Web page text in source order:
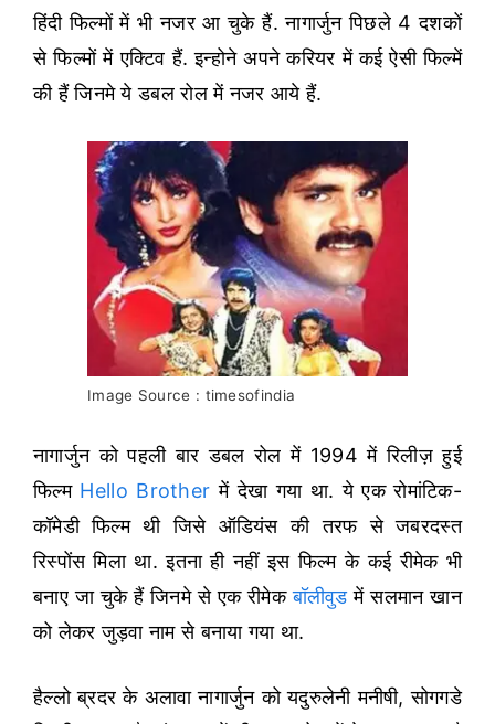
हिंदी फिल्मों में भी नजर आ चुके हैं. नागार्जुन पिछले 4 दशकों
से फिल्मों में एक्टिव हैं. इन्होने अपने करियर में कई ऐसी फिल्में
की हैं जिनमे ये डबल रोल में नजर आये हैं.
Image Source : timesofindia
नागार्जुन को पहली बार डबल रोल में 1994 में रिलीज़ हुई
फिल्म Hello Brother में देखा गया था. ये एक रोमांटिक-
कॉमेडी फिल्म थी जिसे ऑडियंस की तरफ से जबरदस्त
रिस्पोंस मिला था. इतना ही नहीं इस फिल्म के कई रीमेक भी
बनाए जा चुके हैं जिनमे से एक रीमेकबॉलीवुडमें सलमान खान
को लेकर जुड़वा नाम से बनाया गया था.
हैल्लो ब्रदर के अलावा नागार्जुन को यदुरुलेनी मनीषी, सोगगडे